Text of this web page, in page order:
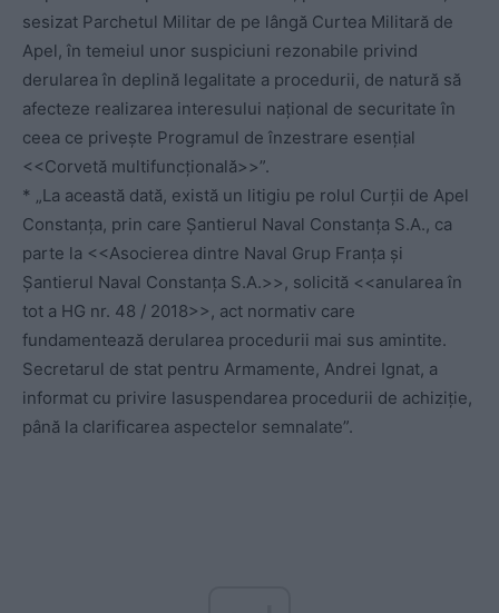
sesizat Parchetul Militar de pe lângă Curtea Militară de
Apel, în temeiul unor suspiciuni rezonabile privind
derularea în deplină legalitate a procedurii, de natură să
afecteze realizarea interesului naţional de securitate în
ceea ce priveşte Programul de înzestrare esențial
<<Corvetă multifuncțională>>”.
* „La această dată, există un litigiu pe rolul Curţii de Apel
Constanţa, prin care Şantierul Naval Constanţa S.A., ca
parte la <<Asocierea dintre Naval Grup Franţa şi
Şantierul Naval Constanţa S.A.>>, solicită <<anularea în
tot a HG nr. 48 / 2018>>, act normativ care
fundamentează derularea procedurii mai sus amintite.
Secretarul de stat pentru Armamente, Andrei Ignat, a
informat cu privire lasuspendarea procedurii de achiziţie,
până la clarificarea aspectelor semnalate”.